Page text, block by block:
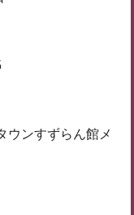
ウンすずらん館メ